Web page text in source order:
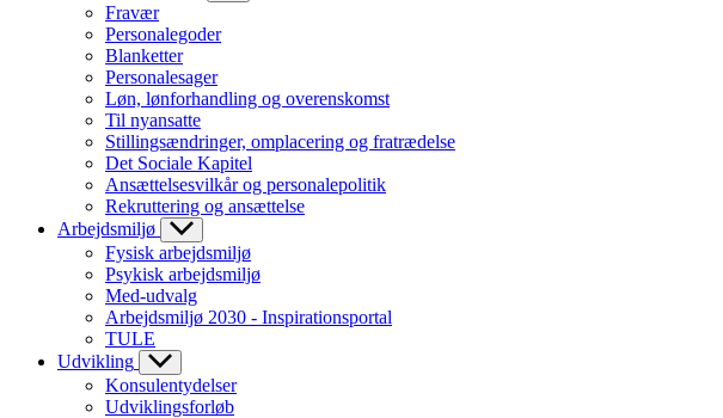
Fravær
Personalegoder
Blanketter
Personalesager
Løn, lønforhandling og overenskomst
Til nyansatte
Stillingsændringer, omplacering og fratrædelse
Det Sociale Kapitel
Ansættelsesvilkår og personalepolitik
Rekruttering og ansættelse
Arbejdsmiljø
Fysisk arbejdsmiljø
Psykisk arbejdsmiljø
Med-udvalg
Arbejdsmiljø 2030 - Inspirationsportal
TULE
Udvikling
Konsulentydelser
Udviklingsforløb